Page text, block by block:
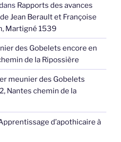
Rapports des avances
Jean Berault et Françoise
Martigné 1539
des Gobelets encore en
de la Ripossière
meunier des Gobelets
Nantes chemin de la
d’apothicaire à